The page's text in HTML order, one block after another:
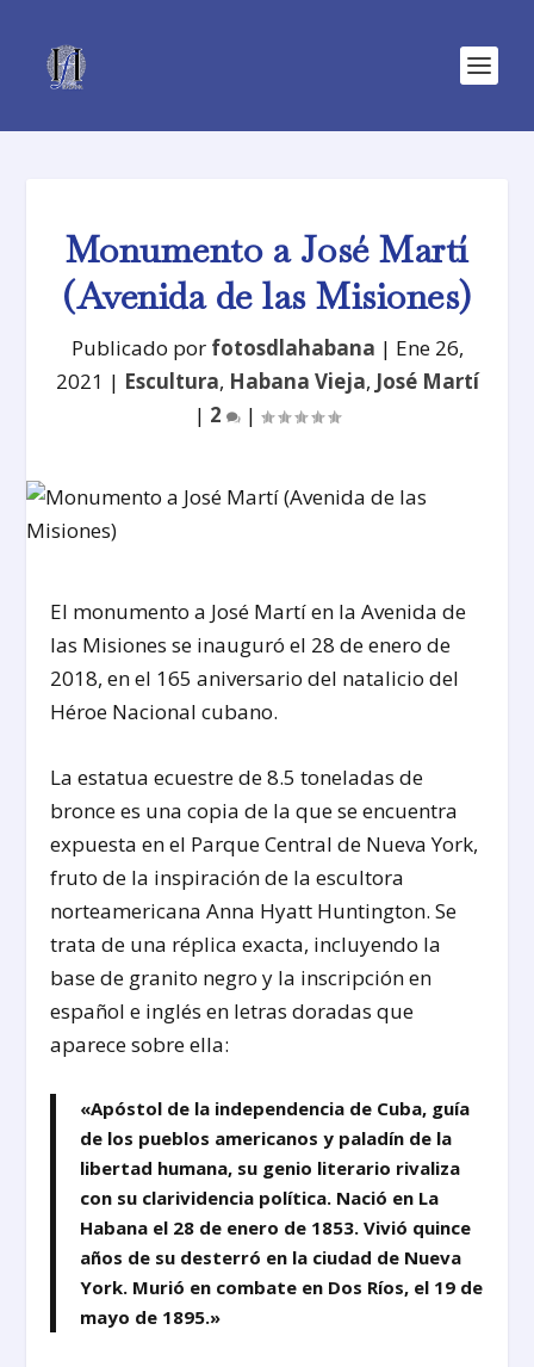
Monumento a José Martí
(Avenida de las Misiones)
Publicado por fotosdlahabana | Ene 26,
2021 | Escultura, Habana Vieja, José Martí
| 2 |
El monumento a José Martí en la Avenida de
las Misiones se inauguró el 28 de enero de
2018, en el 165 aniversario del natalicio del
Héroe Nacional cubano.
La estatua ecuestre de 8.5 toneladas de
bronce es una copia de la que se encuentra
expuesta en el Parque Central de Nueva York,
fruto de la inspiración de la escultora
norteamericana Anna Hyatt Huntington. Se
trata de una réplica exacta, incluyendo la
base de granito negro y la inscripción en
español e inglés en letras doradas que
aparece sobre ella:
«Apóstol de la independencia de Cuba, guía
de los pueblos americanos y paladín de la
libertad humana, su genio literario rivaliza
con su clarividencia política. Nació en La
Habana el 28 de enero de 1853. Vivió quince
años de su desterró en la ciudad de Nueva
York. Murió en combate en Dos Ríos, el 19 de
mayo de 1895.»